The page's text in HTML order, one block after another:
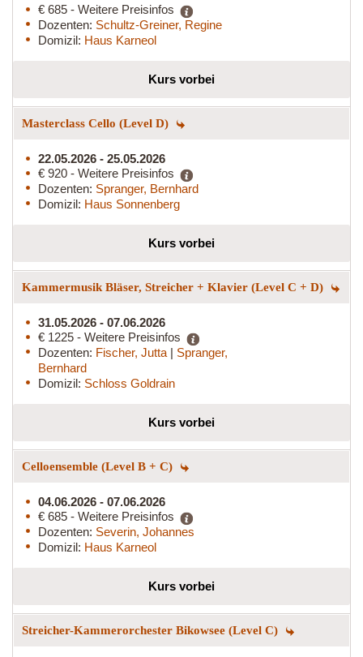
€ 685 - Weitere Preisinfos
Dozenten: Schultz-Greiner, Regine
Domizil: Haus Karneol
Kurs vorbei
Masterclass Cello (Level D)
22.05.2026 - 25.05.2026
€ 920 - Weitere Preisinfos
Dozenten: Spranger, Bernhard
Domizil: Haus Sonnenberg
Kurs vorbei
Kammermusik Bläser, Streicher + Klavier (Level C + D)
31.05.2026 - 07.06.2026
€ 1225 - Weitere Preisinfos
Dozenten: Fischer, Jutta | Spranger,
Bernhard
Domizil: Schloss Goldrain
Kurs vorbei
Celloensemble (Level B + C)
04.06.2026 - 07.06.2026
€ 685 - Weitere Preisinfos
Dozenten: Severin, Johannes
Domizil: Haus Karneol
Kurs vorbei
Streicher-Kammerorchester Bikowsee (Level C)